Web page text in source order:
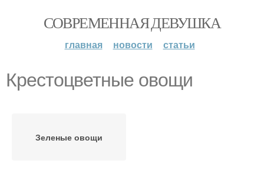
СОВРЕМЕННАЯ ДЕВУШКА
главная новости статьи
Крестоцветные овощи
Зеленые овощи